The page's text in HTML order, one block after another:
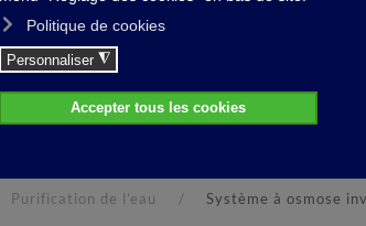
Purification de l’eau Système à osmose